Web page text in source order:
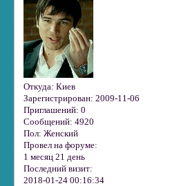
Откуда: Киев
Зарегистрирован: 2009-11-06
Приглашений: 0
Сообщений: 4920
Пол: Женский
Провел на форуме:
1 месяц 21 день
Последний визит:
2018-01-24 00:16:34